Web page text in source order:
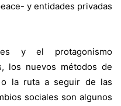
y entidades privadas
y el protagonismo
los nuevos métodos de
la ruta a seguir de las
sociales son algunos